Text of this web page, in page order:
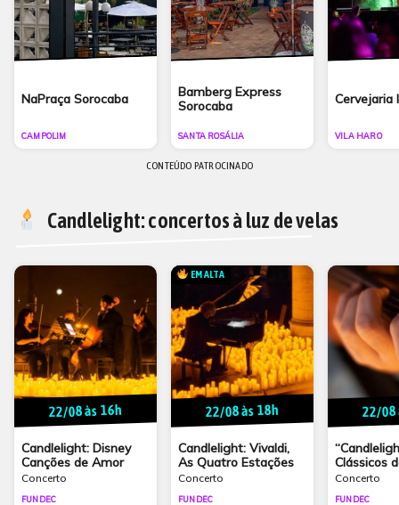
CONTEÚDO PATROCINADO
NaPraça Sorocaba
CAMPOLIM
Bamberg Express
Sorocaba
SANTA ROSÁLIA
Cervejaria
VILA HARO
Candlelight: concertos à luz de velas
22/08 às 16h
Candlelight: Disney
Canções de Amor
Concerto
FUNDEC
EM ALTA
22/08 às 18h
Candlelight: Vivaldi,
As Quatro Estações
Concerto
FUNDEC
22/08
Clássicos
Concerto
FUNDEC